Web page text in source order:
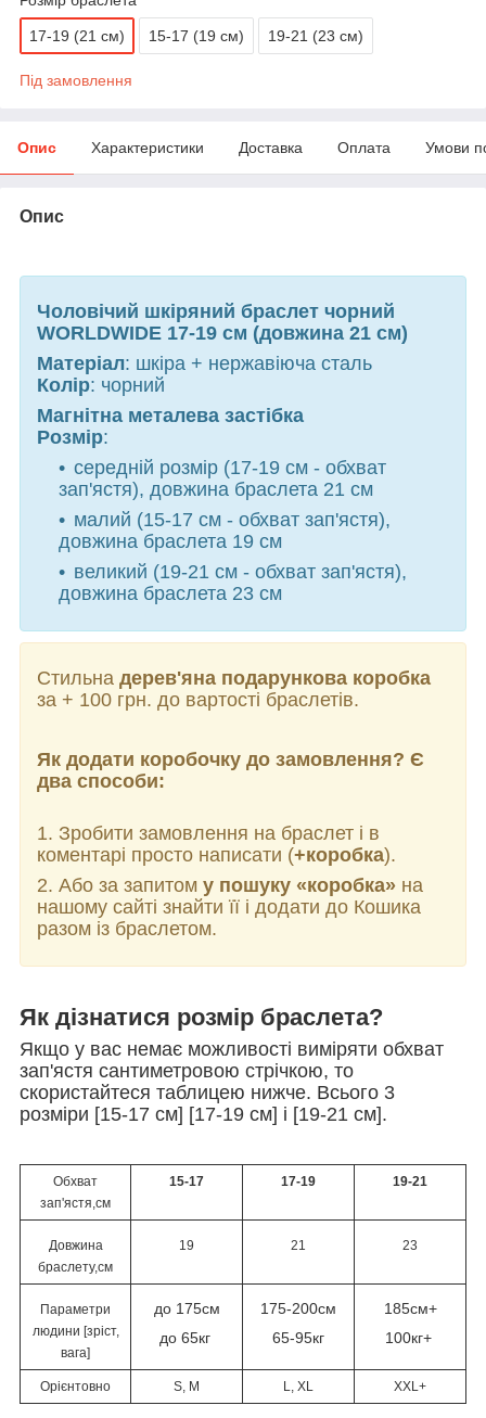
17-19 (21 см) 15-17 (19 см) 19-21 (23 см)
Під замовлення
Опис Характеристики Доставка Оплата Умови
Опис
Чоловічий шкіряний браслет чорний
WORLDWIDE 17-19 см (довжина 21 см)
Матеріал: шкіра + нержавіюча сталь
Колір: чорний
Магнітна металева застібка
Розмір:
середній розмір (17-19 см - обхват
зап'ястя), довжина браслета 21 см
малий (15-17 см - обхват зап'ястя),
довжина браслета 19 см
великий (19-21 см - обхват зап'ястя),
довжина браслета 23 см
Стильна дерев'яна подарункова коробка
за + 100 грн. до вартості браслетів.
Як додати коробочку до замовлення? Є
два способи:
1. Зробити замовлення на браслет і в
коментарі просто написати (+коробка).
2. Або за запитом у пошуку «коробка» на
нашому сайті знайти її і додати до Кошика
разом із браслетом.
Як дізнатися розмір браслета?
Якщо у вас немає можливості виміряти обхват
зап'ястя сантиметровою стрічкою, то
скористайтеся таблицею нижче. Всього 3
розміри [15-17 см] [17-19 см] і [19-21 см].
Обхват
зап'ястя,см
15-17 17-19 19-21
Довжина
браслету,см
19 21 23
Параметри
людини [зріст,
вага]
до 175см
до 65кг
175-200см
65-95кг
185см+
100кг+
Орієнтовно S, M L, XL XXL+